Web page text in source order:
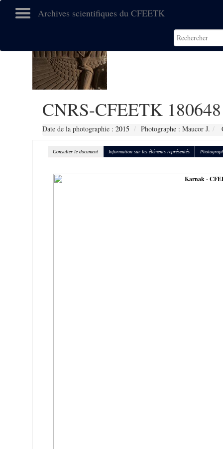
Archives scientifiques du CFEETK
CNRS-CFEETK 180648
Date de la photographie : 2015 Photographe : Maucor J.
Consulter le document Information sur les éléments représentés